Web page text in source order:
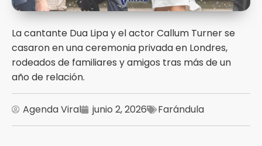
La cantante Dua Lipa y el actor Callum Turner se
casaron en una ceremonia privada en Londres,
rodeados de familiares y amigos tras más de un
año de relación.
Agenda Viral junio 2, 2026 Farándula